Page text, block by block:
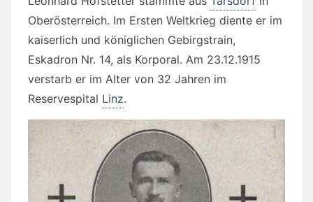
Oberösterreich. Im Ersten Weltkrieg diente er im
kaiserlich und königlichen Gebirgstrain,
Eskadron Nr. 14, als Korporal. Am 23.12.1915
verstarb er im Alter von 32 Jahren im
Reservespital Linz.